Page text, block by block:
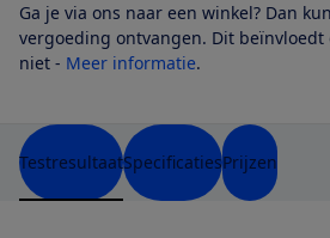
Ga je via ons naar een winkel? Dan
vergoeding ontvangen. Dit
niet - Meer informatie.
TestresultaatSpecificatiesPrijzen